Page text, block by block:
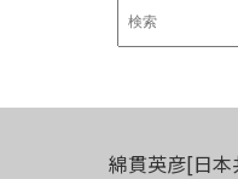
綿貫英彦[日